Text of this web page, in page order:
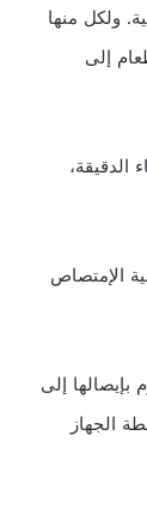
ولكل منها
إلى
الإمتصاص
بإيصالها إلى
الجهاز